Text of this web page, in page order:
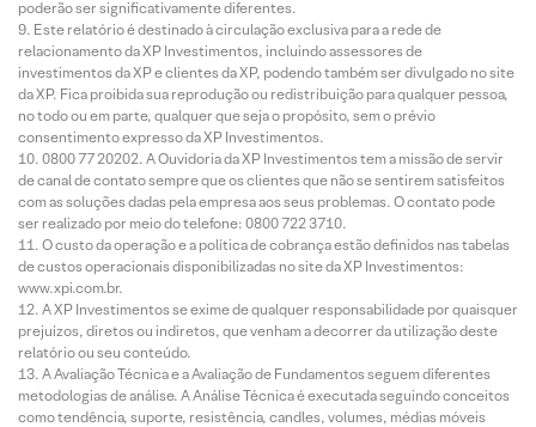
poderão ser significativamente diferentes.
Este relatório é destinado à circulação exclusiva para a rede de
relacionamento da XP Investimentos, incluindo assessores de
investimentos da XP e clientes da XP, podendo também ser divulgado no site
da XP. Fica proibida sua reprodução ou redistribuição para qualquer pessoa,
no todo ou em parte, qualquer que seja o propósito, sem o prévio
consentimento expresso da XP Investimentos.
0800 77 20202. A Ouvidoria da XP Investimentos tem a missão de servir
de canal de contato sempre que os clientes que não se sentirem satisfeitos
com as soluções dadas pela empresa aos seus problemas. O contato pode
ser realizado por meio do telefone: 0800 722 3710.
O custo da operação e a política de cobrança estão definidos nas tabelas
de custos operacionais disponibilizadas no site da XP Investimentos:
www.xpi.com.br.
A XP Investimentos se exime de qualquer responsabilidade por quaisquer
prejuízos, diretos ou indiretos, que venham a decorrer da utilização deste
relatório ou seu conteúdo.
A Avaliação Técnica e a Avaliação de Fundamentos seguem diferentes
metodologias de análise. A Análise Técnica é executada seguindo conceitos
como tendência, suporte, resistência, candles, volumes, médias móveis